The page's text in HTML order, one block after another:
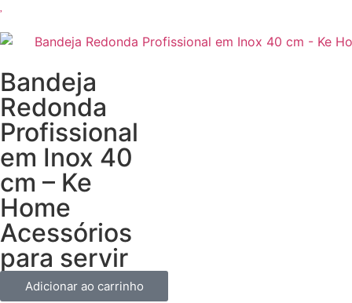
Bandeja
Redonda
Profissional
em Inox 40
cm – Ke
Home
Acessórios
para servir
Adicionar ao carrinho